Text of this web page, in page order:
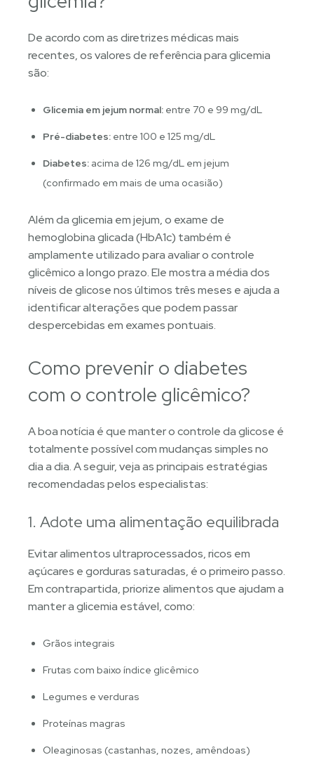
De acordo com as diretrizes médicas mais
recentes, os valores de referência para glicemia
são:
Glicemia em jejum normal: entre 70 e 99 mg/dL
Pré-diabetes: entre 100 e 125 mg/dL
Diabetes: acima de 126 mg/dL em jejum
(confirmado em mais de uma ocasião)
Além da glicemia em jejum, o exame de
hemoglobina glicada (HbA1c) também é
amplamente utilizado para avaliar o controle
glicêmico a longo prazo. Ele mostra a média dos
níveis de glicose nos últimos três meses e ajuda a
identificar alterações que podem passar
despercebidas em exames pontuais.
Como prevenir o diabetes
com o controle glicêmico?
A boa notícia é que manter o controle da glicose é
totalmente possível com mudanças simples no
dia a dia. A seguir, veja as principais estratégias
recomendadas pelos especialistas:
1. Adote uma alimentação equilibrada
Evitar alimentos ultraprocessados, ricos em
açúcares e gorduras saturadas, é o primeiro passo.
Em contrapartida, priorize alimentos que ajudam a
manter a glicemia estável, como:
Grãos integrais
Frutas com baixo índice glicêmico
Legumes e verduras
Proteínas magras
Oleaginosas (castanhas, nozes, amêndoas)